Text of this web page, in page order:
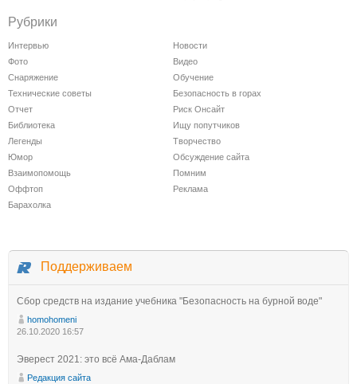
Рубрики
Интервью
Новости
Фото
Видео
Снаряжение
Обучение
Технические советы
Безопасность в горах
Отчет
Риск Онсайт
Библиотека
Ищу попутчиков
Легенды
Творчество
Юмор
Обсуждение сайта
Взаимопомощь
Помним
Оффтоп
Реклама
Барахолка
Поддерживаем
Сбор средств на издание учебника "Безопасность на бурной воде"
homohomeni
26.10.2020 16:57
Эверест 2021: это всё Ама-Даблам
Редакция сайта